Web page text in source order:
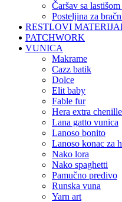
čaršav sa
posteljina za
RESTLOVI
PATCHWORK
VUNICA
makrame
cazz batik
dolce
elit baby
fable fur
hera extra chenille
lana gatto vunica
lanoso bonito
lanoso konac za
nako lora
nako spaghetti
pamučno predivo
runska vuna
yarn art